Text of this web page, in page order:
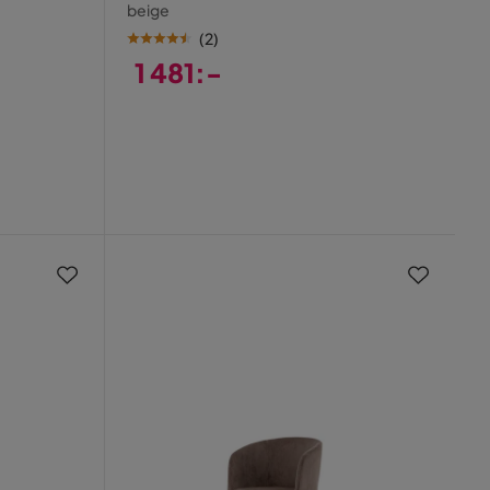
beige
(2)
1 481:-